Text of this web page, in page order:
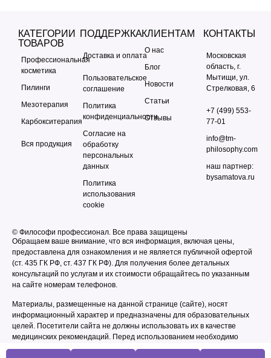
КАТЕГОРИИ
ТОВАРОВ
Профессиональная
косметика
Пилинги
Мезотерапия
Карбокситерапия
Вся продукция
ПОДДЕРЖКА
Доставка и оплата
Пользовательское
соглашение
Политика
конфиденциальности
Согласие на
обработку
персональных
данных
Политика
использования
cookie
КЛИЕНТАМ
О нас
Блог
Новости
Статьи
Отзывы
КОНТАКТЫ
Московская
область, г.
Мытищи, ул.
Стрелковая, 6
+7 (499) 553-
77-01
info@tm-
philosophy.com
наш партнер:
bysamatova.ru
© Философи профессионал. Все права защищены
Обращаем ваше внимание, что вся информация, включая цены,
предоставлена для ознакомления и не является публичной офертой
(ст. 435 ГК РФ, cт. 437 ГК РФ). Для получения более детальных
консультаций по услугам и их стоимости обращайтесь по указанным
на сайте номерам телефонов.
Материалы, размещенные на данной странице (сайте), носят
информационный характер и предназначены для образовательных
целей. Посетители сайта не должны использовать их в качестве
медицинских рекомендаций. Перед использованием необходимо
получить консультацию специалиста по оказываемым услугам и